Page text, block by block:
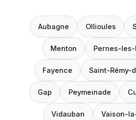
Aubagne Ollioules
Menton Pernes-les-
Fayence Saint-Rémy-
Gap Peymeinade
Vidauban Vaison-